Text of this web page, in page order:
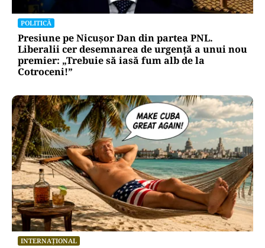
POLITICĂ
Presiune pe Nicușor Dan din partea PNL.
Liberalii cer desemnarea de urgență a unui nou
premier: „Trebuie să iasă fum alb de la
Cotroceni!”
INTERNAȚIONAL